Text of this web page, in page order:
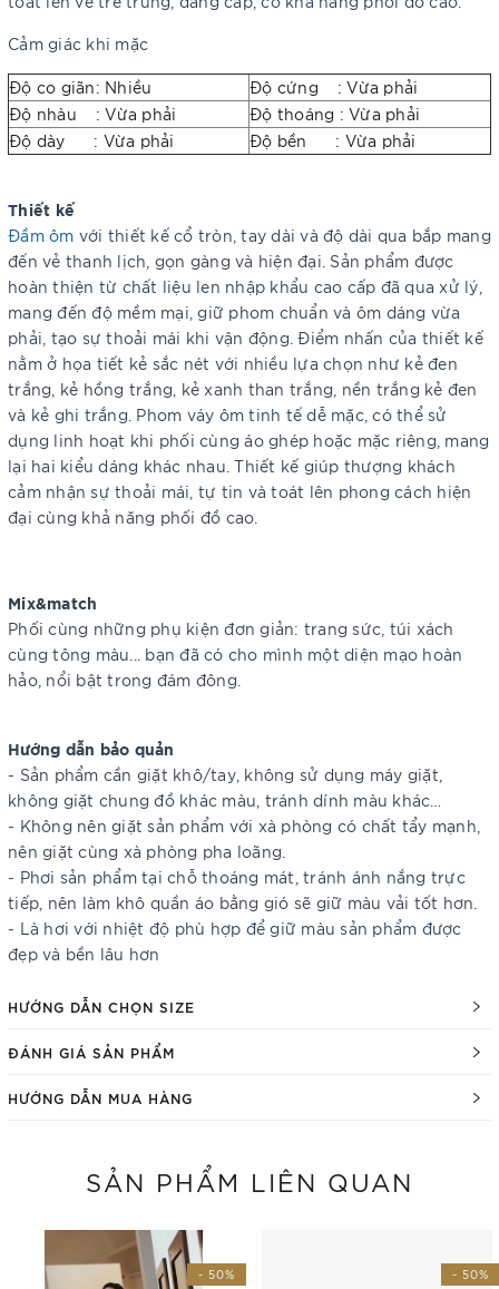
Cảm giác khi mặc
Độ co giãn: Nhiều
Độ cứng : Vừa phải
Độ nhàu : Vừa phải
Độ thoáng : Vừa phải
Độ dày : Vừa phải
Độ bền : Vừa phải
Thiết kế
Đầm ôm với thiết kế cổ tròn, tay dài và độ dài qua bắp mang
đến vẻ thanh lịch, gọn gàng và hiện đại. Sản phẩm được
hoàn thiện từ chất liệu len nhập khẩu cao cấp đã qua xử lý,
mang đến độ mềm mại, giữ phom chuẩn và ôm dáng vừa
phải, tạo sự thoải mái khi vận động. Điểm nhấn của thiết kế
nằm ở họa tiết kẻ sắc nét với nhiều lựa chọn như kẻ đen
trắng, kẻ hồng trắng, kẻ xanh than trắng, nền trắng kẻ đen
và kẻ ghi trắng. Phom váy ôm tinh tế dễ mặc, có thể sử
dụng linh hoạt khi phối cùng áo ghép hoặc mặc riêng, mang
lại hai kiểu dáng khác nhau. Thiết kế giúp thượng khách
cảm nhận sự thoải mái, tự tin và toát lên phong cách hiện
đại cùng khả năng phối đồ cao.
Mix&match
Phối cùng những phụ kiện đơn giản: trang sức, túi xách
cùng tông màu... bạn đã có cho mình một diện mạo hoàn
hảo, nổi bật trong đám đông.
Hướng dẫn bảo quản
- Sản phẩm cần giặt khô/tay, không sử dụng máy giặt,
không giặt chung đồ khác màu, tránh dính màu khác…
- Không nên giặt sản phẩm với xà phòng có chất tẩy mạnh,
nên giặt cùng xà phòng pha loãng.
- Phơi sản phẩm tại chỗ thoáng mát, tránh ánh nắng trực
tiếp, nên làm khô quần áo bằng gió sẽ giữ màu vải tốt hơn.
- Là hơi với nhiệt độ phù hợp để giữ màu sản phẩm được
đẹp và bền lâu hơn
HƯỚNG DẪN CHỌN SIZE
ĐÁNH GIÁ SẢN PHẨM
HƯỚNG DẪN MUA HÀNG
SẢN PHẨM LIÊN QUAN
- 50% - 50%